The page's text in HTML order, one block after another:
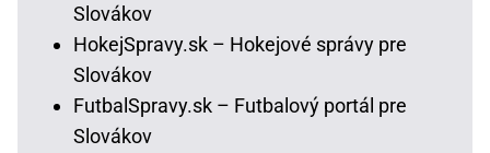
Slovákov
HokejSpravy.sk – Hokejové správy pre
Slovákov
FutbalSpravy.sk – Futbalový portál pre
Slovákov